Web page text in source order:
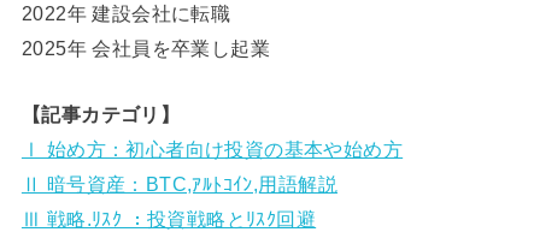
2022年 建設会社に転職
2025年 会社員を卒業し起業
【記事カテゴリ】
Ⅰ 始め方：初心者向け投資の基本や始め方
Ⅱ 暗号資産：BTC,ｱﾙﾄｺｲﾝ,用語解説
Ⅲ 戦略.ﾘｽｸ ：投資戦略とﾘｽｸ回避